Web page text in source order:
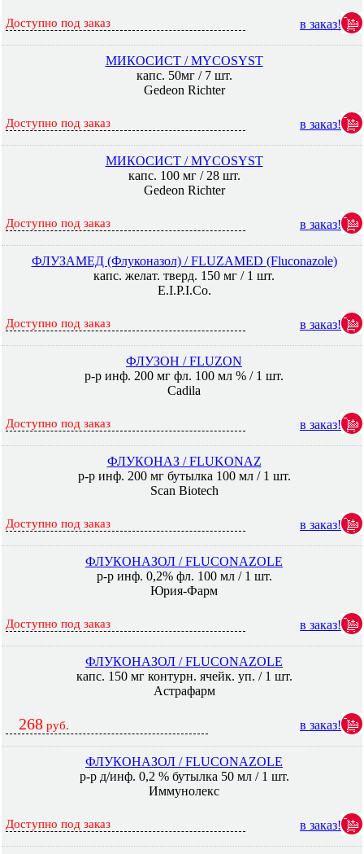
Доступно под заказ в заказ!
МИКОСИСТ / MYCOSYST
капс. 50мг / 7 шт.
Gedeon Richter
Доступно под заказ в заказ!
МИКОСИСТ / MYCOSYST
капс. 100 мг / 28 шт.
Gedeon Richter
Доступно под заказ в заказ!
ФЛУЗАМЕД (Флуконазол) / FLUZAMED (Fluconazole)
капс. желат. тверд. 150 мг / 1 шт.
E.I.P.I.Co.
Доступно под заказ в заказ!
ФЛУЗОН / FLUZON
р-р инф. 200 мг фл. 100 мл % / 1 шт.
Cadila
Доступно под заказ в заказ!
ФЛУКОНАЗ / FLUKONAZ
р-р инф. 200 мг бутылка 100 мл / 1 шт.
Scan Biotech
Доступно под заказ в заказ!
ФЛУКОНАЗОЛ / FLUCONAZOLE
р-р инф. 0,2% фл. 100 мл / 1 шт.
Юрия-Фарм
Доступно под заказ в заказ!
ФЛУКОНАЗОЛ / FLUCONAZOLE
капс. 150 мг контурн. ячейк. уп. / 1 шт.
Астрафарм
268 руб. в заказ!
ФЛУКОНАЗОЛ / FLUCONAZOLE
р-р д/инф. 0,2 % бутылка 50 мл / 1 шт.
Иммунолекс
Доступно под заказ в заказ!